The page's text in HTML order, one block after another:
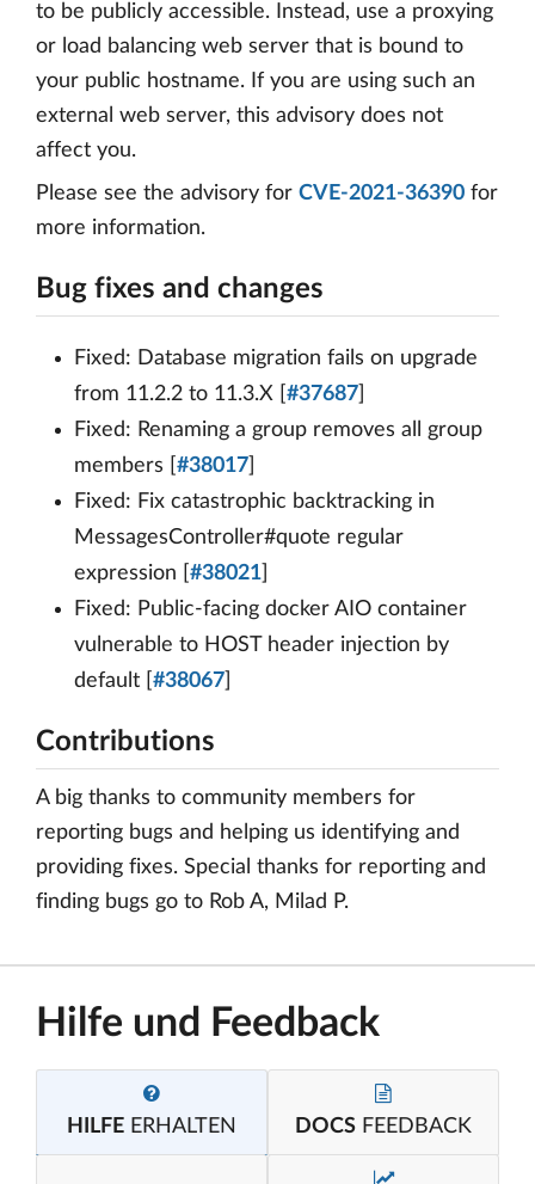
to be publicly accessible. Instead, use a proxying
or load balancing web server that is bound to
your public hostname. If you are using such an
external web server, this advisory does not
affect you.
Please see the advisory for CVE-2021-36390 for
more information.
Bug fixes and changes
Fixed: Database migration fails on upgrade
from 11.2.2 to 11.3.X [ #37687
Fixed: Renaming a group removes all group
members [ #38017
Fixed: Fix catastrophic backtracking in
MessagesController#quote regular
expression [ #38021
Fixed: Public-facing docker AIO container
vulnerable to HOST header injection by
default [ #38067
Contributions
A big thanks to community members for
reporting bugs and helping us identifying and
providing fixes. Special thanks for reporting and
finding bugs go to Rob A, Milad P.
Hilfe und Feedback
HILFE ERHALTEN DOCS FEEDBACK